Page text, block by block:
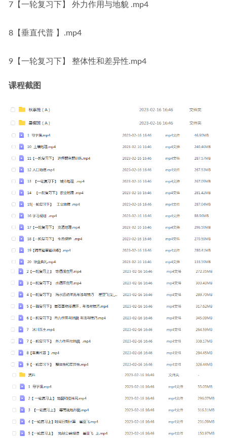
7【一轮复习下】 外力作用与地貌 .mp4
8【垂直代普 】.mp4
9【一轮复习下】 整体性和差异性.mp4
课程截图